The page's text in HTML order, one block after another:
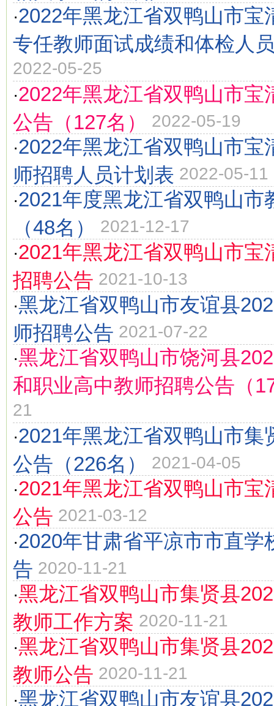
·2022年黑龙江省双鸭山市宝
专任教师面试成绩和体检人
2022-05-25
·2022年黑龙江省双鸭山市宝
公告（127名）
2022-05-19
·2022年黑龙江省双鸭山市宝
师招聘人员计划表 2022-05-11
·2021年度黑龙江省双鸭山市
（48名）
2021-12-17
·2021年黑龙江省双鸭山市宝
招聘公告 2021-10-13
·黑龙江省双鸭山市友谊县
师招聘公告 2021-07-22
·黑龙江省双鸭山市饶河县
和职业高中教师招聘公告（
21
·2021年黑龙江省双鸭山市集
公告（226名）
2021-04-05
·2021年黑龙江省双鸭山市宝
公告 2021-03-12
·2020年甘肃省平凉市市直学
告 2020-11-21
·黑龙江省双鸭山市集贤县
教师工作方案 2020-11-21
·黑龙江省双鸭山市集贤县
教师公告 2020-11-21
·黑龙江省双鸭山市友谊县